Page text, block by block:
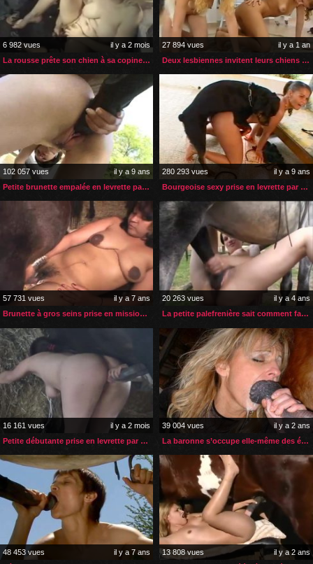
6 982 vues
il y a 2 mois
La rousse prête son chien à sa copine blonde pour sa 1ière fois
27 894 vues
il y a 1 an
Deux lesbiennes invitent leurs chiens pour pimenter le sexe
102 057 vues
il y a 9 ans
Petite brunette empalée en levrette par son cheval
280 293 vues
il y a 9 ans
Bourgeoise sexy prise en levrette par son chien
57 731 vues
il y a 7 ans
Brunette à gros seins prise en missionnaire par son âne
20 263 vues
il y a 4 ans
La petite palefrenière sait comment faire plaisir à son cheval
16 161 vues
il y a 2 mois
Petite débutante prise en levrette par son cheval
39 004 vues
il y a 2 ans
La baronne s’occupe elle-même des étalons de son écurie
48 453 vues
il y a 7 ans
13 808 vues
il y a 2 ans